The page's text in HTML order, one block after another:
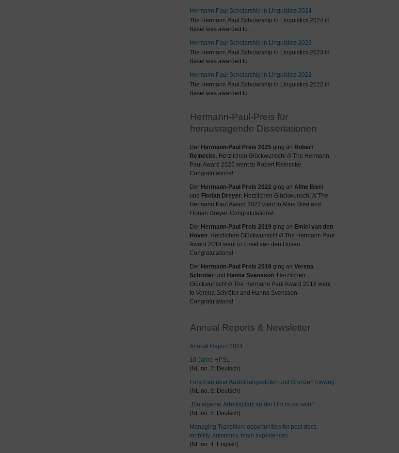
Hermann Paul Scholarship in Linguistics 2024
The Hermann Paul Scholarship in Linguistics 2024 in
Basel was awarded to...
Hermann Paul Scholarship in Linguistics 2023
The Hermann Paul Scholarship in Linguistics 2023 in
Basel was awarded to...
Hermann Paul Scholarship in Linguistics 2022
The Hermann Paul Scholarship in Linguistics 2022 in
Basel was awarded to...
Hermann-Paul-Preis für
herausragende Dissertationen
Der Hermann-Paul Preis 2025 ging an Robert
Reinecke. Herzlichen Glückwunsch! /// The Hermann
Paul Award 2025 went to Robert Reinecke.
Congratulations!
Der Hermann-Paul Preis 2022 ging an Aline Bieri
und Florian Dreyer. Herzlichen Glückwunsch! /// The
Hermann Paul Award 2022 went to Aline Bieri and
Florian Dreyer. Congratulations!
Der Hermann-Paul Preis 2019 ging an Emiel van den
Hoven. Herzlichen Glückwunsch! /// The Hermann Paul
Award 2019 went to Emiel van den Hoven.
Congratulations!
Der Hermann-Paul Preis 2018 ging an Verena
Schröter und Hanna Svensson. Herzlichen
Glückwunsch! /// The Hermann Paul Award 2018 went
to Verena Schröter and Hanna Svensson.
Congratulations!
Annual Reports & Newsletter
Annual Report 2024
10 Jahre HPSL
(NL no. 7: Deutsch)
Forschen über Ausbildungsstufen und Grenzen hinweg
(NL no. 6: Deutsch)
„Ein eigener Arbeitsplatz an der Uni muss sein!“
(NL no. 5: Deutsch)
Managing Transition: opportunities for post-docs —
mobility, autonomy, team experiences
(NL no. 4: English)